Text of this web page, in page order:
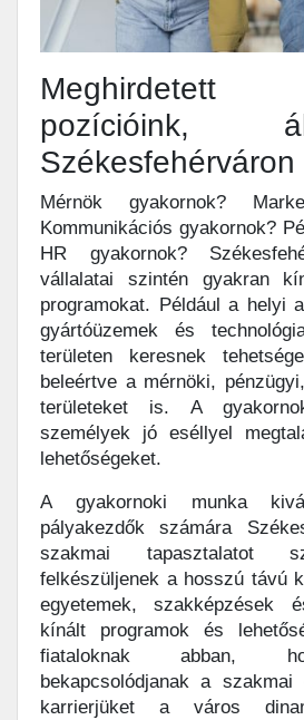
Meghirdetett
pozícióink,
Székesfehérváron
Mérnök gyakornok?
Kommunikációs gyakornok?
HR gyakornok?
vállalatai szintén gyakran
programokat. Például a helyi
gyártóüzemek és
területen keresnek
beleértve a mérnöki,
területeket is. A
személyek jó eséllyel
lehetőségeket.
A gyakornoki munka
pályakezdők számára
szakmai tapasztalatot
felkészüljenek a hosszú távú
egyetemek, szakképzések
kínált programok és
fiataloknak abban,
bekapcsolódjanak a
karrierjüket a város